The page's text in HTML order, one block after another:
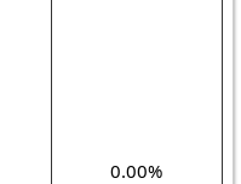
0.00%